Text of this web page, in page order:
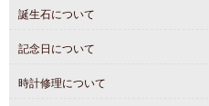
誕生石について
記念日について
時計修理について